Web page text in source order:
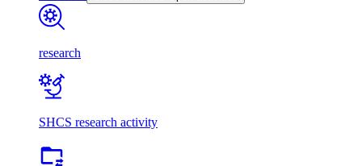
research
SHCS research activity